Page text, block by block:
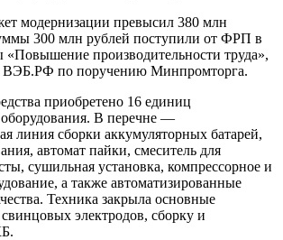
модернизации превысил 380 млн
300 млн рублей поступили от ФРП в
производительности труда»,
ВЭБ.РФ по поручению Минпромторга.
приобретено 16 единиц
оборудования. В перечне —
линия сборки аккумуляторных батарей,
автомат пайки, смеситель для
сушильная установка, компрессорное и
а также автоматизированные
Техника закрыла основные
электродов, сборку и